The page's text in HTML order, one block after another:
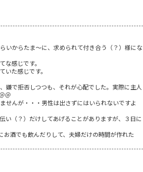
いからたま～に、求められて付き合う（？）様にな
感じです。
た感じです。
嫌で拒否しつつも、それが心配でした。実際に主人
＠
せんが・・・男性は出さずにはいられないですよ
い（？）だけしてあげることがありますが、３日に
酒でも飲んだりして、夫婦だけの時間が作れた